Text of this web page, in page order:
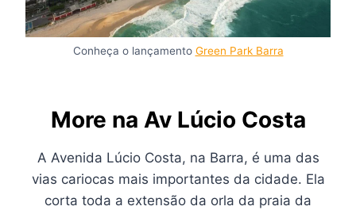
Conheça o lançamento Green Park Barra
More na Av Lúcio Costa
A Avenida Lúcio Costa, na Barra, é uma das
vias cariocas mais importantes da cidade. Ela
corta toda a extensão da orla da praia da